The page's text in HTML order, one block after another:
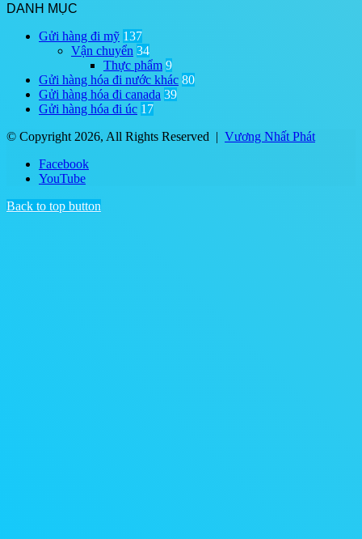
DANH MỤC
Gửi hàng đi mỹ 137
Vận chuyển 34
Thực phẩm 9
Gửi hàng hóa đi nước khác 80
Gửi hàng hóa đi canada 39
Gửi hàng hóa đi úc 17
© Copyright 2026, All Rights Reserved | Vương Nhất Phát
Facebook
YouTube
Back to top button